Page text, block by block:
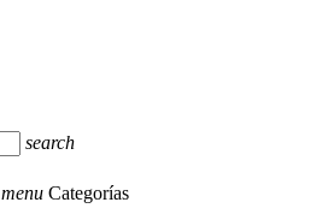
search
menu Categorías